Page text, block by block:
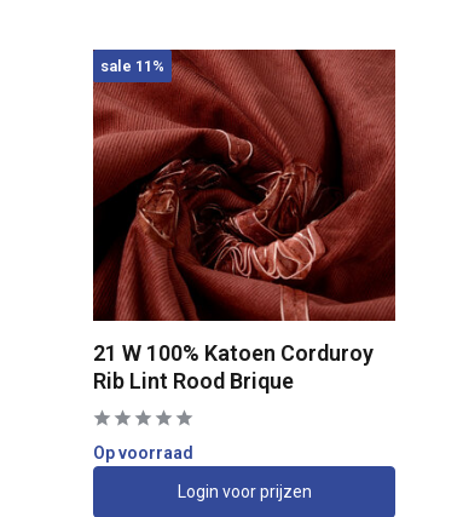
sale 11%
21 W 100% Katoen Corduroy
Rib Lint Rood Brique
Op voorraad
Login voor prijzen